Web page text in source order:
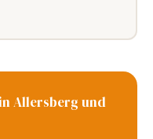
Allersberg und